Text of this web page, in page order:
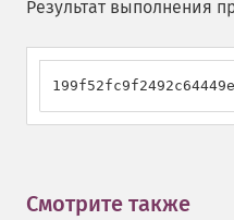
Результат выполнения
Смотрите также